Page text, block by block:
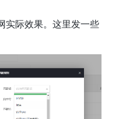
实际效果。这里发一些